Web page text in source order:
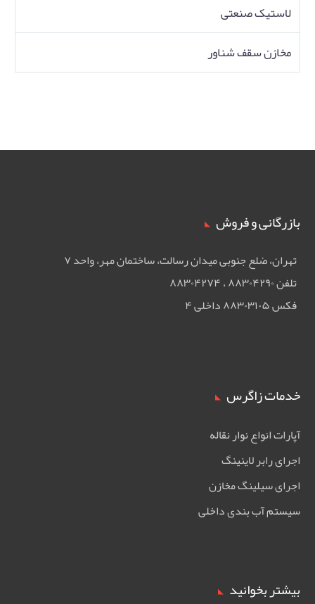
لاستیک صنعتی
مخازن سقف شناور
بازرگانی و فروش
تهران، ضلع جنوبی ميدان رسالت، ساختمان مهر، واحد ۷
تلفن ۸۸۳۰۴۲۹۰ ، ۸۸۳۰۴۲۷۴
فکس ۸۸۳۰۳۱۰۵ داخلی ۴
خدمات زاگرس
آپارات انواع نوار نقاله
اجرای رابر لاینینگ
اجرای سیلینگ مخازن
سیستم آب بندی داخلی
بیشتر بخوانید